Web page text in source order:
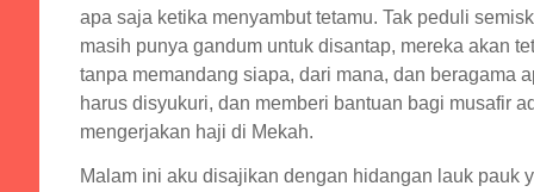
apa saja ketika menyambut tetamu. Tak peduli
masih punya gandum untuk disantap, mereka akan
tanpa memandang siapa, dari mana, dan beragama
harus disyukuri, dan memberi bantuan bagi musafir
mengerjakan haji di Mekah.
Malam ini aku disajikan dengan hidangan lauk pauk